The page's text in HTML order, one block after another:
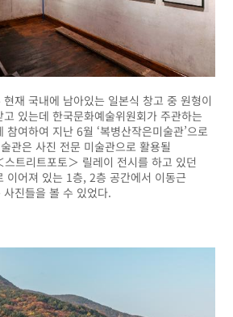
재 국내에 남아있는 일본식 창고 중 원형이
있는데 한국문화예술위원회가 주관하는
참여하여 지난 6월 ‘복병산작은미술관’으로
관은 사진 전문 미술관으로 활용될
트리트포토＞ 릴레이 전시를 하고 있던
이어져 있는 1층, 2층 공간에서 이동근
진들을 볼 수 있었다.